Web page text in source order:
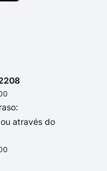
ou através do